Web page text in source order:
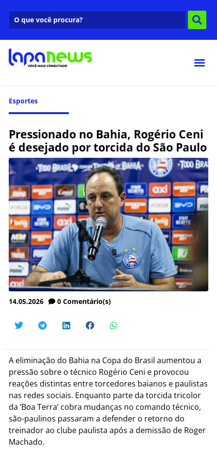
Esportes
Pressionado no Bahia, Rogério Ceni
é desejado por torcida do São Paulo
14.05.2026 0 Comentário(s)
A eliminação do Bahia na Copa do Brasil aumentou a
pressão sobre o técnico Rogério Ceni e provocou
reações distintas entre torcedores baianos e paulistas
nas redes sociais. Enquanto parte da torcida tricolor
da ‘Boa Terra’ cobra mudanças no comando técnico,
são-paulinos passaram a defender o retorno do
treinador ao clube paulista após a demissão de Roger
Machado.